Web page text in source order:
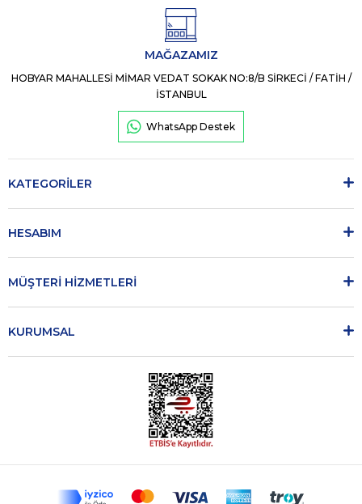
MAĞAZAMIZ
HOBYAR MAHALLESİ MİMAR VEDAT SOKAK NO:8/B SİRKECİ / FATİH /
İSTANBUL
WhatsApp Destek
KATEGORİLER
HESABIM
MÜŞTERİ HİZMETLERİ
KURUMSAL